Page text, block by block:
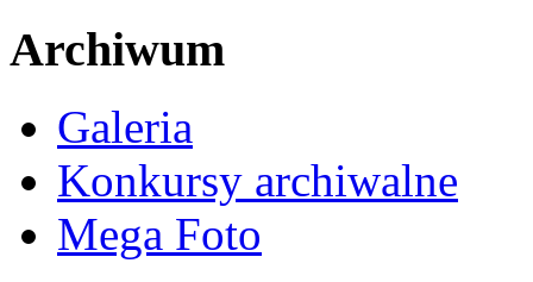
Archiwum
Galeria
Konkursy archiwalne
Mega Foto